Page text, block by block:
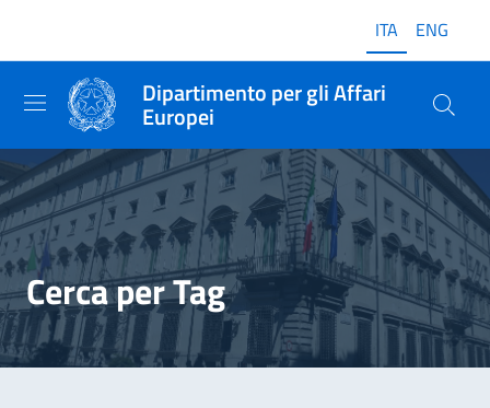
ITA ENG
Dipartimento per gli Affari
Europei
Cerca per Tag